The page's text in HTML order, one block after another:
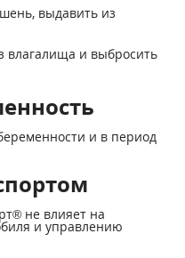
выдавить из
влагалища и выбросить
и в период
не влияет на
и управлению